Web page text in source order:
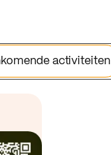
activiteiten